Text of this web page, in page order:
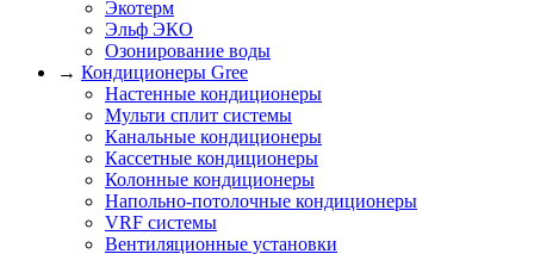
Экотерм
Эльф ЭКО
Озонирование воды
→ Кондиционеры Gree
Настенные кондиционеры
Мульти сплит системы
Канальные кондиционеры
Кассетные кондиционеры
Колонные кондиционеры
Напольно-потолочные кондиционеры
VRF системы
Вентиляционные установки